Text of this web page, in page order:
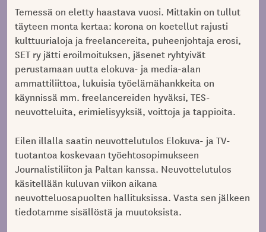
Temessä on eletty haastava vuosi. Mittakin on tullut
täyteen monta kertaa: korona on koetellut rajusti
kulttuurialoja ja freelancereita, puheenjohtaja erosi,
SET ry jätti eroilmoituksen, jäsenet ryhtyivät
perustamaan uutta elokuva- ja media-alan
ammattiliittoa, lukuisia työelämähankkeita on
käynnissä mm. freelancereiden hyväksi, TES-
neuvotteluita, erimielisyyksiä, voittoja ja tappioita.
Eilen illalla saatin neuvottelutulos Elokuva- ja TV-
tuotantoa koskevaan työehtosopimukseen
Journalistiliiton ja Paltan kanssa. Neuvottelutulos
käsitellään kuluvan viikon aikana
neuvotteluosapuolten hallituksissa. Vasta sen jälkeen
tiedotamme sisällöstä ja muutoksista.